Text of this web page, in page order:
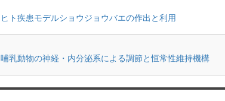
ヒト疾患モデルショウジョウバエの作出と利用
哺乳動物の神経・内分泌系による調節と恒常性維持機構